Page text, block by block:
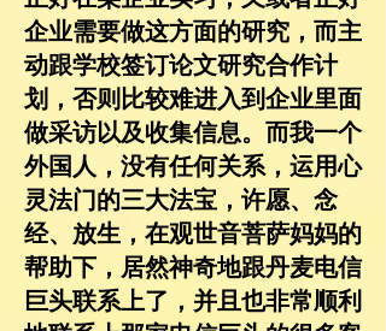
企业需要做这方面的研究，而主
动跟学校签订论文研究合作计
划，否则比较难进入到企业里面
做采访以及收集信息。而我一个
外国人，没有任何关系，运用心
灵法门的三大法宝，许愿、念
经、放生，在观世音菩萨妈妈的
帮助下，居然神奇地跟丹麦电信
巨头联系上了，并且也非常顺利